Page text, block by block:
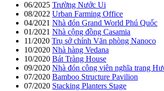
06/2025 Trường Nước Ui
08/2022 Urban Farming Office
04/2021 Nhà đón Grand World Phú Quốc
01/2021 Nhà cộng đồng Casamia
11/2020 Trụ sở chính Văn phòng Nanoco
10/2020 Nhà hàng Vedana
10/2020 Bát Tràng House
09/2020 Nhà đón công viên nghĩa trang
07/2020 Bamboo Structure Pavilion
07/2020 Stacking Planters Stage